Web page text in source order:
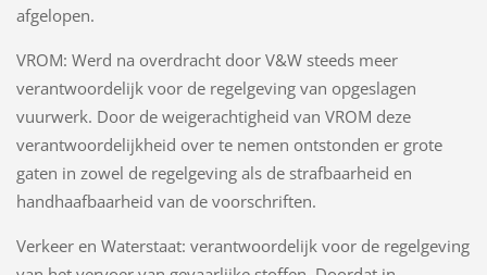
afgelopen.
VROM: Werd na overdracht door V&W steeds meer
verantwoordelijk voor de regelgeving van opgeslagen
vuurwerk. Door de weigerachtigheid van VROM deze
verantwoordelijkheid over te nemen ontstonden er grote
gaten in zowel de regelgeving als de strafbaarheid en
handhaafbaarheid van de voorschriften.
Verkeer en Waterstaat: verantwoordelijk voor de regelgeving